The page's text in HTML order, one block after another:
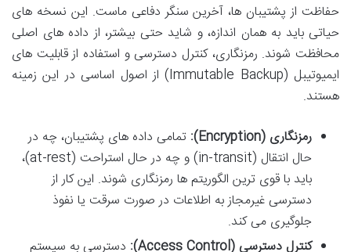
حفاظت از پشتیبان ها، آخرین سنگر دفاعی ماست. این نسخه های
حیاتی باید به همان اندازه، و شاید حتی بیشتر، از داده های اصلی
محافظت شوند. رمزنگاری، کنترل دسترسی و استفاده از قابلیت های
ایمیوتیبل (Immutable Backup) از اصول اساسی در این زمینه
هستند.
رمزنگاری (Encryption):
تمامی داده های پشتیبان، چه در
حال انتقال (in-transit) و چه در حال استراحت (at-rest)،
باید با قوی ترین الگوریتم ها رمزنگاری شوند. این کار از
دسترسی غیرمجاز به اطلاعات در صورت سرقت یا نفوذ
جلوگیری می کند.
کنترل دسترسی (Access Control):
دسترسی به سیستم